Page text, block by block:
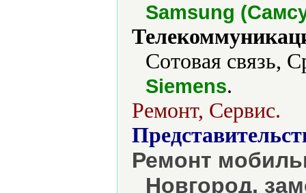
Samsung
Сотовая связь,
Siemens.
Ремонт, Сервис.
Ремонт
Новгород,